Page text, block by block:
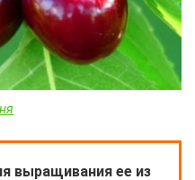
выращивания ее из